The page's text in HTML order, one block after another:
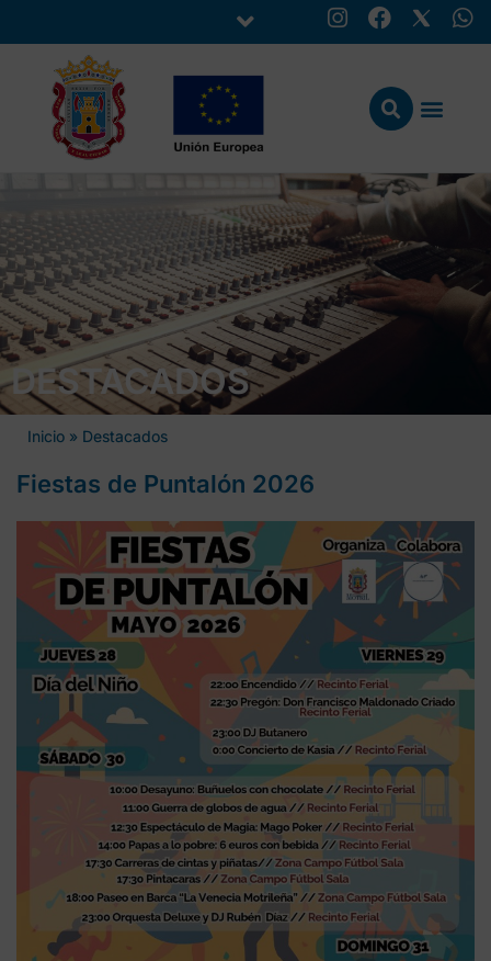
DESTACADOS
Inicio » Destacados
Fiestas de Puntalón 2026